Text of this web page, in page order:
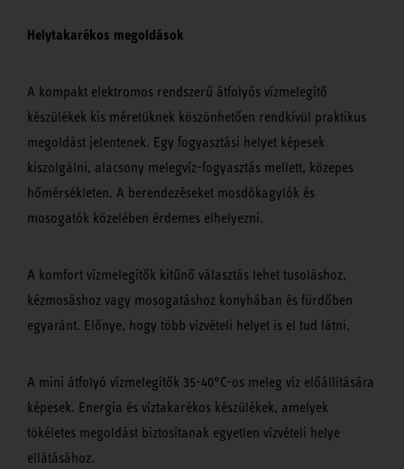
Helytakarékos megoldások
A kompakt elektromos rendszerű átfolyós vízmelegítő
készülékek kis méretüknek köszönhetően rendkívül praktikus
megoldást jelentenek. Egy fogyasztási helyet képesek
kiszolgálni, alacsony melegvíz-fogyasztás mellett, közepes
hőmérsékleten. A berendezéseket mosdókagylók és
mosogatók közelében érdemes elhelyezni.
A komfort vízmelegítők kitűnő választás lehet tusoláshoz,
kézmosáshoz vagy mosogatáshoz konyhában és fürdőben
egyaránt. Előnye, hogy több vízvételi helyet is el tud látni.
A mini átfolyó vízmelegítők 35-40°C-os meleg víz előállítására
képesek. Energia és víztakarékos készülékek, amelyek
tökéletes megoldást biztosítanak egyetlen vízvételi helye
ellátásához.